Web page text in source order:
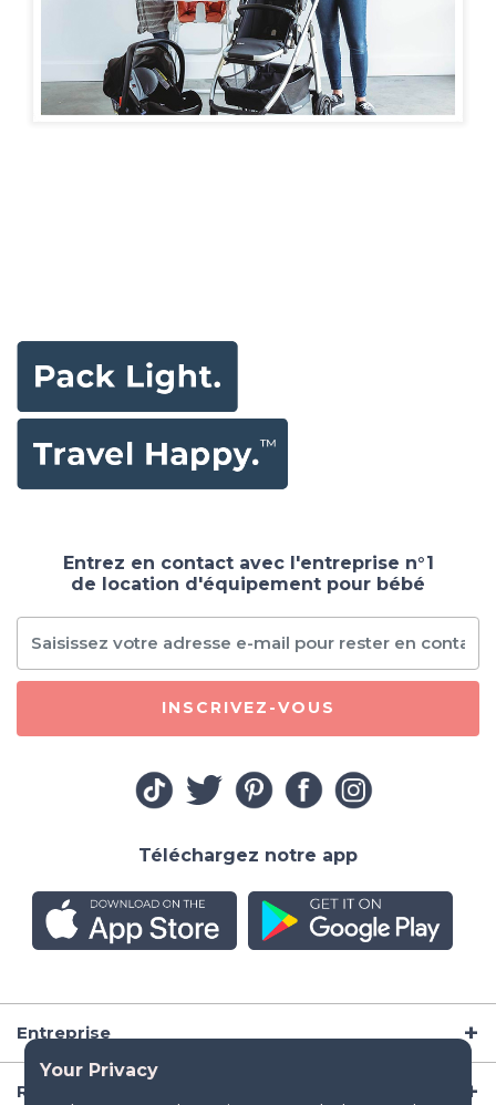
Entreprise
Ressources
Entrez en contact avec l'entreprise n°1
de location d'équipement pour bébé
INSCRIVEZ-VOUS
Téléchargez notre app